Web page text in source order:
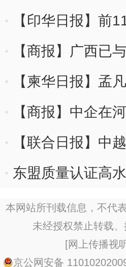
【印华日报】前
【商报】广西已
【柬华日报】孟
享？
【商报】中企在
【联合日报】中
东盟质量认证高
本网站所刊载信息，不代
未经授权禁止转载
[网上传播视
京公网安备